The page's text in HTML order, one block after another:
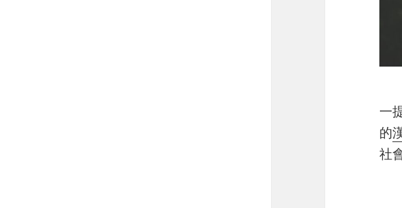
一
的
社